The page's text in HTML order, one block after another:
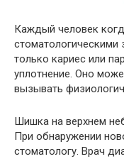
Каждый человек
стоматологическими
только кариес или
уплотнение. Оно
вызывать
Шишка на верхнем
При обнаружении
стоматологу. Врач